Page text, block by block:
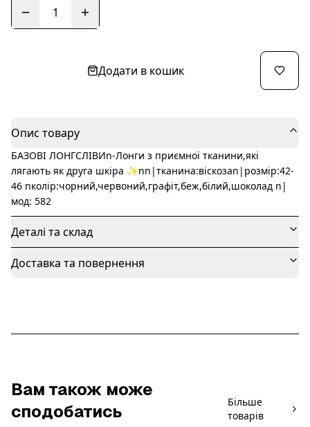
1
Додати в кошик
Опис товару
БАЗОВІ ЛОНГСЛІВИn-Лонги з приємної тканини,які
лягають як друга шкіра ✨nn|тканина:віскозаn|розмір:42-
46 nколір:чорний,червоний,графіт,беж,білий,шоколад n|
мод: 582
Деталі та склад
Доставка та повернення
Вам також може
сподобатись
Більше
товарів